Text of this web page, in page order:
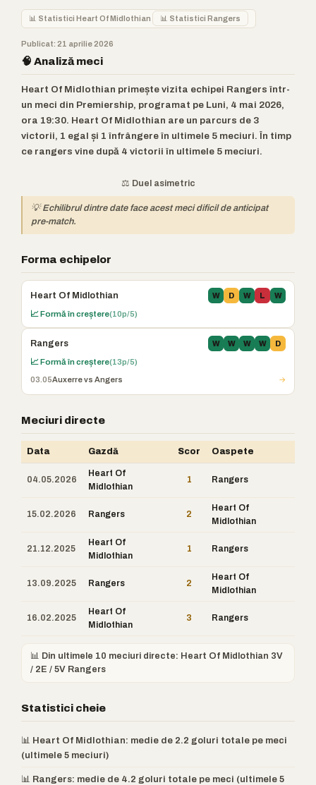
📊 Statistici Heart Of Midlothian 📊 Statistici Rangers
Publicat: 21 aprilie 2026
🧠 Analiză meci
Heart Of Midlothian primește vizita echipei Rangers într-
un meci din Premiership, programat pe Luni, 4 mai 2026,
ora 19:30. Heart Of Midlothian are un parcurs de 3
victorii, 1 egal și 1 înfrângere în ultimele 5 meciuri. În timp
ce rangers vine după 4 victorii în ultimele 5 meciuri.
⚖️ Duel asimetric
💡 Echilibrul dintre date face acest meci dificil de anticipat
pre-match.
Forma echipelor
Heart Of Midlothian W D W L W
📈 Formă în creștere(10p/5)
Rangers W W W W D
📈 Formă în creștere(13p/5)
03.05Auxerre vs Angers →
Meciuri directe
Data Gazdă Scor Oaspete
04.05.2026
Heart Of
Midlothian
1 Rangers
15.02.2026 Rangers 2
Heart Of
Midlothian
21.12.2025
Heart Of
Midlothian
1 Rangers
13.09.2025 Rangers 2
Heart Of
Midlothian
16.02.2025
Heart Of
Midlothian
3 Rangers
📊 Din ultimele 10 meciuri directe: Heart Of Midlothian 3V
/ 2E / 5V Rangers
Statistici cheie
📊 Heart Of Midlothian: medie de 2.2 goluri totale pe meci
(ultimele 5 meciuri)
📊 Rangers: medie de 4.2 goluri totale pe meci (ultimele 5